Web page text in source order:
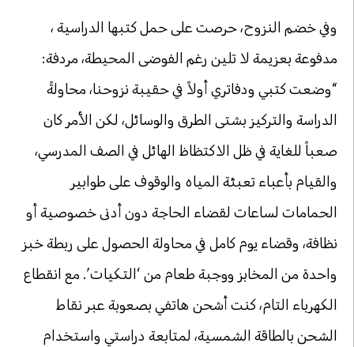
وفي خضم النزوح، حرصت على حمل كتبها الدراسية ،
مدفوعة بعزيمة لا تلين رغم الفوضى المحيطة، مردفة:
“وضعت كتبي ودفاتري أولاً في حقيبة نزوحنا، محاولةً
الدراسة والتركيز بشتى الطرق والوسائل، لكن الأمر كان
صعباً للغاية في ظل الاكتظاظ الهائل في الصف المدرسي،
والقيام بأعباء تعبئة المياه والوقوف على طوابير
الحمامات لساعات لقضاء الحاجة دون أدنى خصوصية أو
نظافة، وقضاء يوم كامل في محاولة الحصول على ربطة خبز
واحدة من المخابز ووجبة طعام من ‘التكيات’. مع انقطاع
الكهرباء التام، كنت أشحن هاتفي بصعوبة عبر نقاط
الشحن بالطاقة الشمسية، لمتابعة دراستي واستخدام